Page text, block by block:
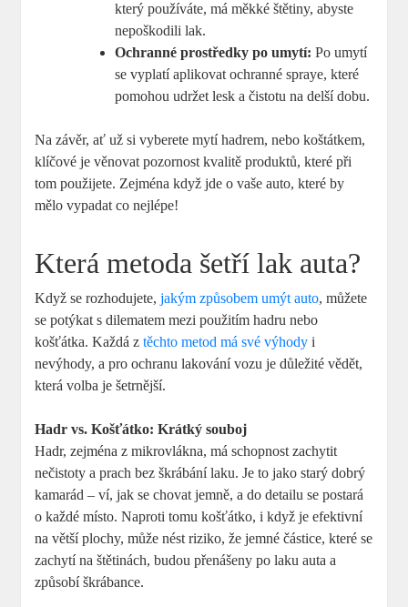
který používáte, má měkké štětiny, abyste
nepoškodili lak.
Ochranné prostředky po umytí: Po umytí
se vyplatí aplikovat ochranné spraye, které
pomohou udržet lesk a čistotu na delší dobu.
Na závěr, ať už si vyberete mytí hadrem, nebo koštátkem,
klíčové je věnovat pozornost kvalitě produktů, které při
tom použijete. Zejména když jde o vaše auto, které by
mělo vypadat co nejlépe!
Která metoda šetří lak auta?
Když se rozhodujete,jakým způsobem umýt auto, můžete
se potýkat s dilematem mezi použitím hadru nebo
košťátka. Každá ztěchto metod má své výhody i
nevýhody, a pro ochranu lakování vozu je důležité vědět,
která volba je šetrnější.
Hadr vs. Košťátko: Krátký souboj
Hadr, zejména z mikrovlákna, má schopnost zachytit
nečistoty a prach bez škrábání laku. Je to jako starý dobrý
kamarád – ví, jak se chovat jemně, a do detailu se postará
o každé místo. Naproti tomu košťátko, i když je efektivní
na větší plochy, může nést riziko, že jemné částice, které se
zachytí na štětinách, budou přenášeny po laku auta a
způsobí škrábance.